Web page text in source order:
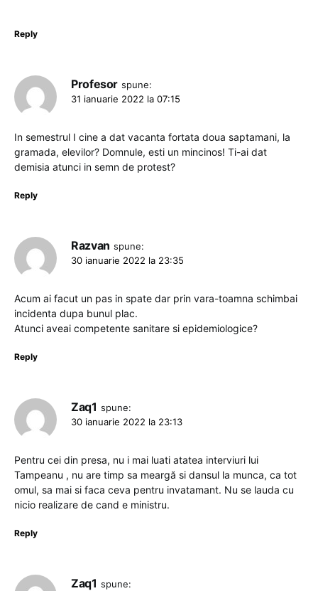
Reply
Profesor spune:
31 ianuarie 2022 la 07:15
In semestrul I cine a dat vacanta fortata doua saptamani, la
gramada, elevilor? Domnule, esti un mincinos! Ti-ai dat
demisia atunci in semn de protest?
Reply
Razvan spune:
30 ianuarie 2022 la 23:35
Acum ai facut un pas in spate dar prin vara-toamna schimbai
incidenta dupa bunul plac.
Atunci aveai competente sanitare si epidemiologice?
Reply
Zaq1 spune:
30 ianuarie 2022 la 23:13
Pentru cei din presa, nu i mai luati atatea interviuri lui
Tampeanu , nu are timp sa meargă si dansul la munca, ca tot
omul, sa mai si faca ceva pentru invatamant. Nu se lauda cu
nicio realizare de cand e ministru.
Reply
Zaq1 spune: